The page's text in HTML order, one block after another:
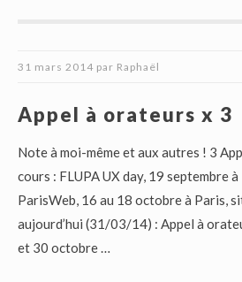
31 mars 2014 par Raphaël
Appel à orateurs x 3
Note à moi-même et aux autres ! 3
cours : FLUPA UX day, 19 septembre
ParisWeb, 16 au 18 octobre à Paris,
aujourd’hui (31/03/14) : Appel à
et 30 octobre …